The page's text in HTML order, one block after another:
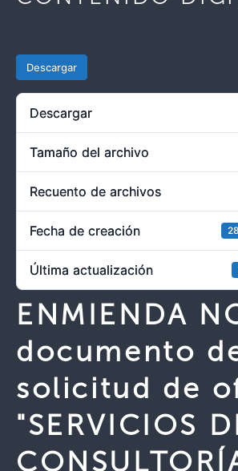
Descargar
Descargar
Tamaño del archivo
Recuento de archivos
Fecha de creación
Última actualización
ENMIENDA
documento
solicitud de
"SERVICIOS